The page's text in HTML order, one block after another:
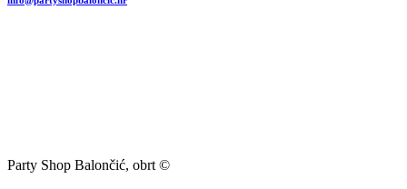
Party Shop Balončić, obrt ©